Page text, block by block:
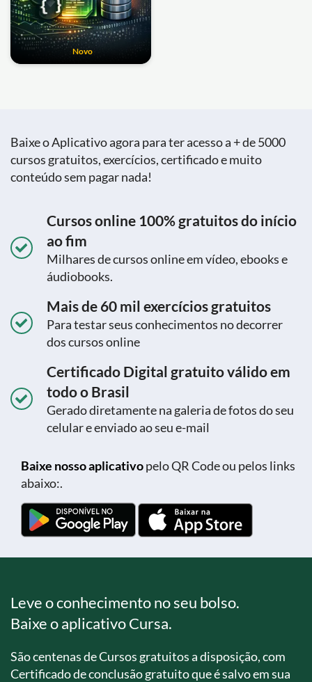
Novo
Baixe o Aplicativo agora para ter acesso a + de 5000
cursos gratuitos, exercícios, certificado e muito
conteúdo sem pagar nada!
Cursos online 100% gratuitos do início
ao fim
Milhares de cursos online em vídeo, ebooks e
áudiobooks.
Mais de 60 mil exercícios gratuitos
Para testar seus conhecimentos no decorrer
dos cursos online
Certificado Digital gratuito válido em
todo o Brasil
Gerado diretamente na galeria de fotos do seu
celular e enviado ao seu e-mail
Baixe nosso aplicativopelo QR Code ou pelos links
abaixo:.
Leve o conhecimento no seu bolso.
Baixe o aplicativo Cursa.
São centenas de Cursos gratuitos a disposição, com
Certificado de conclusão gratuito que é salvo em sua